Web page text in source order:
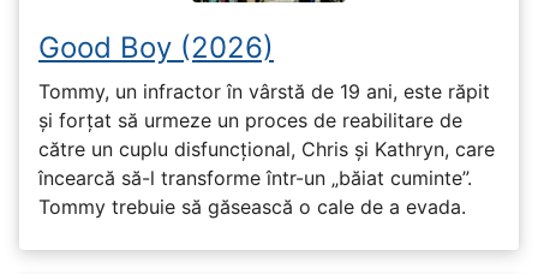
Good Boy (2026)
Tommy, un infractor în vârstă de 19 ani, este răpit
și forțat să urmeze un proces de reabilitare de
către un cuplu disfuncțional, Chris și Kathryn, care
încearcă să-l transforme într-un „băiat cuminte”.
Tommy trebuie să găsească o cale de a evada.